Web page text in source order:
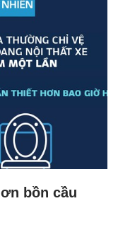
bồn cầu